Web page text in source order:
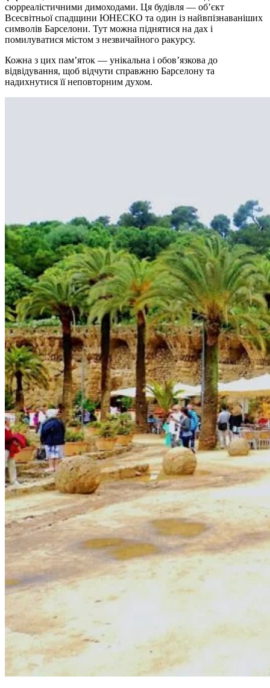
сюрреалістичними димоходами. Ця будівля — об’єкт
Всесвітньої спадщини ЮНЕСКО та один із найвпізнаваніших
символів Барселони. Тут можна піднятися на дах і
помилуватися містом з незвичайного ракурсу.
Кожна з цих пам’яток — унікальна і обов’язкова до
відвідування, щоб відчути справжню Барселону та
надихнутися її неповторним духом.